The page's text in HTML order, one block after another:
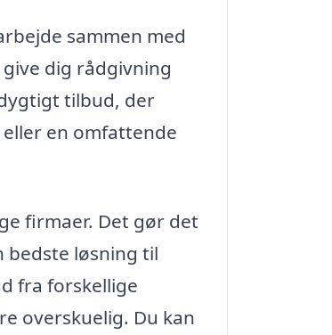
sammen med
dig rådgivning
tilbud, der
en omfattende
firmaer. Det gør det
bedste løsning til
fra forskellige
overskuelig. Du kan